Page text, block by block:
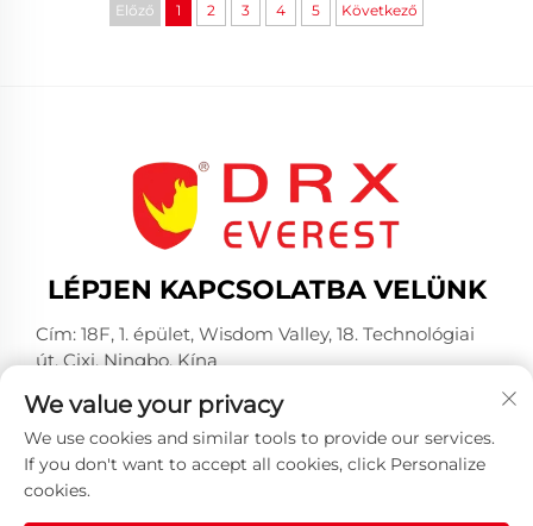
Előző 1 2 3 4 5 Következő
LÉPJEN KAPCSOLATBA VELÜNK
Cím: 18F, 1. épület, Wisdom Valley, 18. Technológiai
út, Cixi, Ningbo, Kína
Telefon:+86-574-23660321
E-mail:[email protected]
We value your privacy
We use cookies and similar tools to provide our services.
If you don't want to accept all cookies, click Personalize
cookies.